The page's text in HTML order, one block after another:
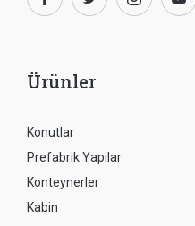
Ürünler
Konutlar
Prefabrik Yapılar
Konteynerler
Kabin